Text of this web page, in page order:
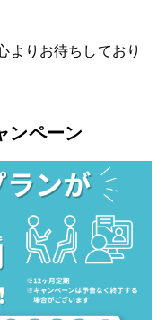
よりお待ちしており
ンペーン